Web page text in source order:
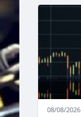
08/08/2026